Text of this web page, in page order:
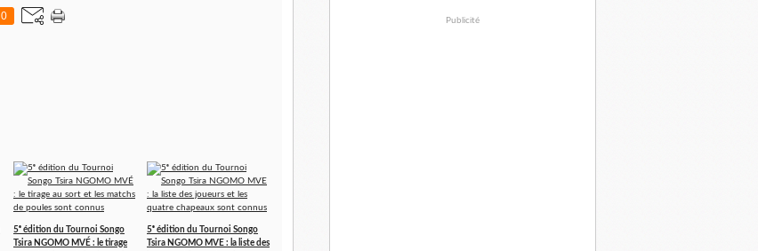
0
5ᵉ édition du Tournoi Songo
Tsira NGOMO MVÉ : le tirage
5ᵉ édition du Tournoi Songo
Tsira NGOMO MVE : la liste des
Publicité